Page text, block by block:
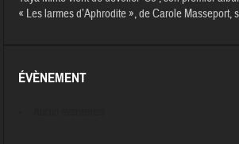
« Les larmes d’Aphrodite », de Carole Masseport,
ÉVÈNEMENT